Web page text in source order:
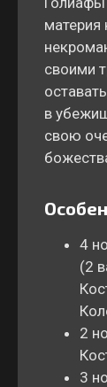
материя
своими
в
свою
4
(2
2
3